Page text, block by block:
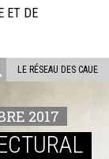
ET DE
LE RÉSEAU DES CAUE
rechercher
:
2017